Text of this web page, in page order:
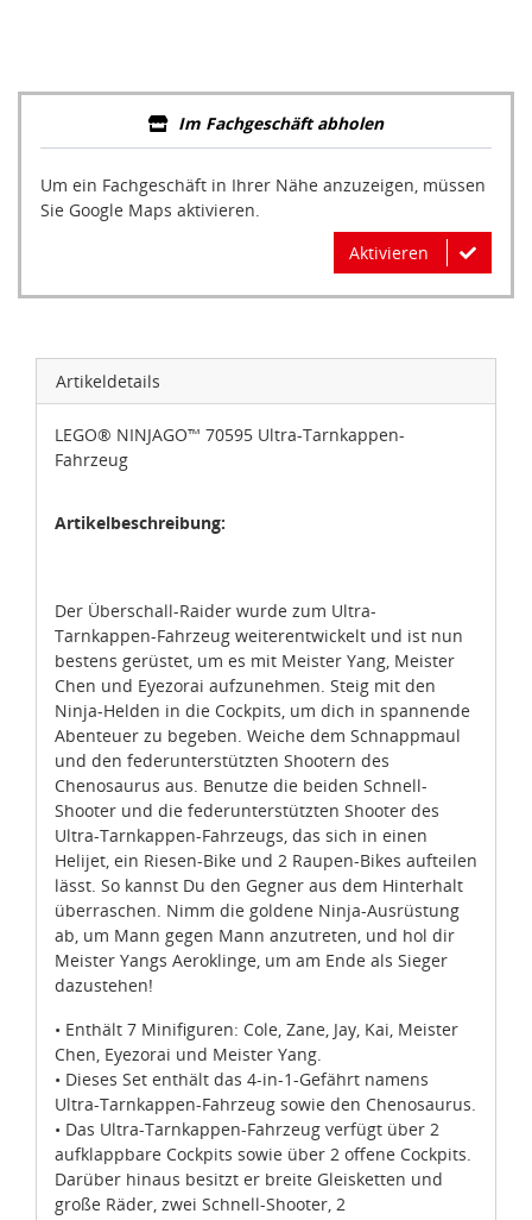
Im Fachgeschäft abholen
Um ein Fachgeschäft in Ihrer Nähe anzuzeigen, müssen
Sie Google Maps aktivieren.
Aktivieren
Artikeldetails
LEGO® NINJAGO™ 70595 Ultra-Tarnkappen-
Fahrzeug
Artikelbeschreibung:
Der Überschall-Raider wurde zum Ultra-
Tarnkappen-Fahrzeug weiterentwickelt und ist nun
bestens gerüstet, um es mit Meister Yang, Meister
Chen und Eyezorai aufzunehmen. Steig mit den
Ninja-Helden in die Cockpits, um dich in spannende
Abenteuer zu begeben. Weiche dem Schnappmaul
und den federunterstützten Shootern des
Chenosaurus aus. Benutze die beiden Schnell-
Shooter und die federunterstützten Shooter des
Ultra-Tarnkappen-Fahrzeugs, das sich in einen
Helijet, ein Riesen-Bike und 2 Raupen-Bikes aufteilen
lässt. So kannst Du den Gegner aus dem Hinterhalt
überraschen. Nimm die goldene Ninja-Ausrüstung
ab, um Mann gegen Mann anzutreten, und hol dir
Meister Yangs Aeroklinge, um am Ende als Sieger
dazustehen!
• Enthält 7 Minifiguren: Cole, Zane, Jay, Kai, Meister
Chen, Eyezorai und Meister Yang.
• Dieses Set enthält das 4-in-1-Gefährt namens
Ultra-Tarnkappen-Fahrzeug sowie den Chenosaurus.
• Das Ultra-Tarnkappen-Fahrzeug verfügt über 2
aufklappbare Cockpits sowie über 2 offene Cockpits.
Darüber hinaus besitzt er breite Gleisketten und
große Räder, zwei Schnell-Shooter, 2